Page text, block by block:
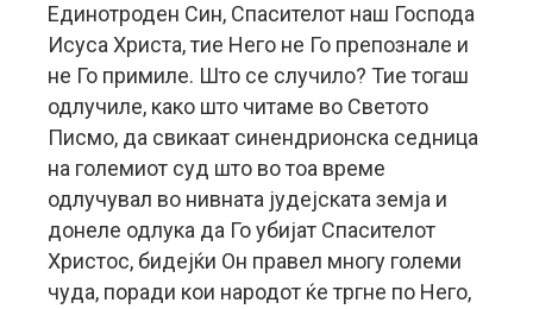
Единотроден Син, Спасителот наш Господа
Исуса Христа, тие Него не Го препознале и
не Го примиле. Што се случило? Тие тогаш
одлучиле, како што читаме во Светото
Писмо, да свикаат синендрионска седница
на големиот суд што во тоа време
одлучувал во нивната јудејската земја и
донеле одлука да Го убијат Спасителот
Христос, бидејќи Он правел многу големи
чуда, поради кои народот ќе тргне по Него,